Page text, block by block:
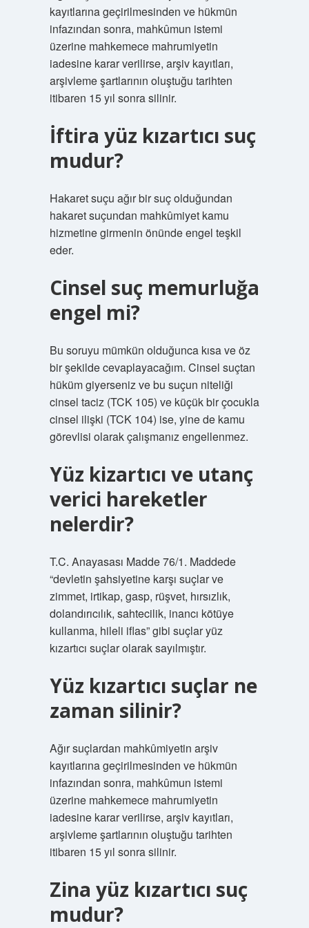
kayıtlarına geçirilmesinden ve hükmün
infazından sonra, mahkûmun istemi
üzerine mahkemece mahrumiyetin
iadesine karar verilirse, arşiv kayıtları,
arşivleme şartlarının oluştuğu tarihten
itibaren 15 yıl sonra silinir.
İftira yüz kızartıcı suç
mudur?
Hakaret suçu ağır bir suç olduğundan
hakaret suçundan mahkûmiyet kamu
hizmetine girmenin önünde engel teşkil
eder.
Cinsel suç memurluğa
engel mi?
Bu soruyu mümkün olduğunca kısa ve öz
bir şekilde cevaplayacağım. Cinsel suçtan
hüküm giyerseniz ve bu suçun niteliği
cinsel taciz (TCK 105) ve küçük bir çocukla
cinsel ilişki (TCK 104) ise, yine de kamu
görevlisi olarak çalışmanız engellenmez.
Yüz kizartıcı ve utanç
verici hareketler
nelerdir?
T.C. Anayasası Madde 76/1. Maddede
“devletin şahsiyetine karşı suçlar ve
zimmet, irtikap, gasp, rüşvet, hırsızlık,
dolandırıcılık, sahtecilik, inancı kötüye
kullanma, hileli iflas” gibi suçlar yüz
kızartıcı suçlar olarak sayılmıştır.
Yüz kızartıcı suçlar ne
zaman silinir?
Ağır suçlardan mahkûmiyetin arşiv
kayıtlarına geçirilmesinden ve hükmün
infazından sonra, mahkûmun istemi
üzerine mahkemece mahrumiyetin
iadesine karar verilirse, arşiv kayıtları,
arşivleme şartlarının oluştuğu tarihten
itibaren 15 yıl sonra silinir.
Zina yüz kızartıcı suç
mudur?